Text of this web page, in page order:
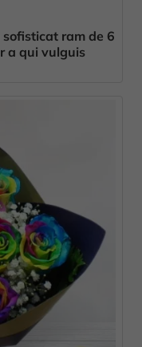
ram de 6
a qui vulguis